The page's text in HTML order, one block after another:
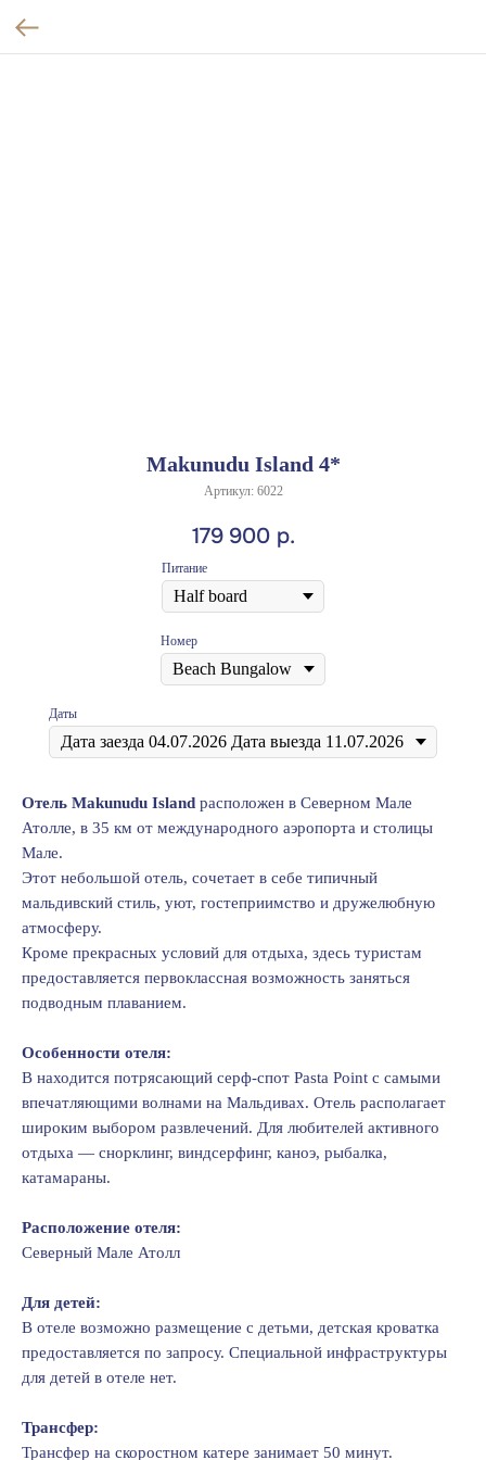
Makunudu Island 4*
Артикул: 6022
179 900 р.
Питание
Номер
Даты
Отель Makunudu Island расположен в Северном Мале
Атолле, в 35 км от международного аэропорта и столицы
Мале.
Этот небольшой отель, сочетает в себе типичный
мальдивский стиль, уют, гостеприимство и дружелюбную
атмосферу.
Кроме прекрасных условий для отдыха, здесь туристам
предоставляется первоклассная возможность заняться
подводным плаванием.
Особенности отеля:
В находится потрясающий серф-спот Pasta Point с самыми
впечатляющими волнами на Мальдивах. Отель располагает
широким выбором развлечений. Для любителей активного
отдыха — снорклинг, виндсерфинг, каноэ, рыбалка,
катамараны.
Расположение отеля:
Северный Мале Атолл
Для детей:
В отеле возможно размещение с детьми, детская кроватка
предоставляется по запросу. Специальной инфраструктуры
для детей в отеле нет.
Трансфер:
Трансфер на скоростном катере занимает 50 минут.